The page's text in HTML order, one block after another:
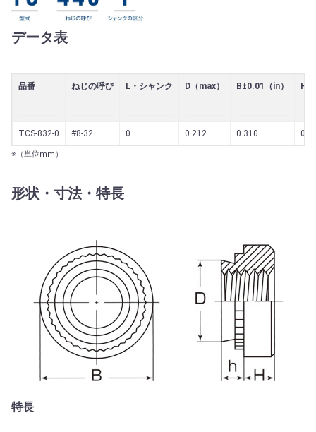
データ表
品番 ねじの呼び L・シャンク D（max） B±0.01（in）
TCS-832-0 #8-32 0 0.212 0.310
※（単位mm）
形状・寸法・特長
特長